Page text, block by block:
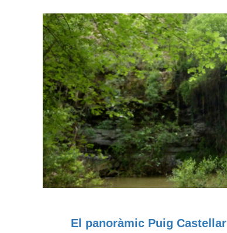
El panoràmic Puig Castellar